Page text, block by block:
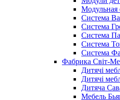
Модульная
Система
Система
Система
Система
Система
Фабрика Світ-
Дитячі
Дитячі
Дитяча
Мебель